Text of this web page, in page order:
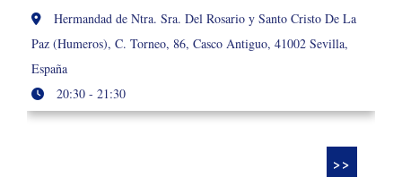
Hermandad de Ntra. Sra. Del Rosario y Santo Cristo De La
Paz (Humeros), C. Torneo, 86, Casco Antiguo, 41002 Sevilla,
España
20:30 - 21:30
>>